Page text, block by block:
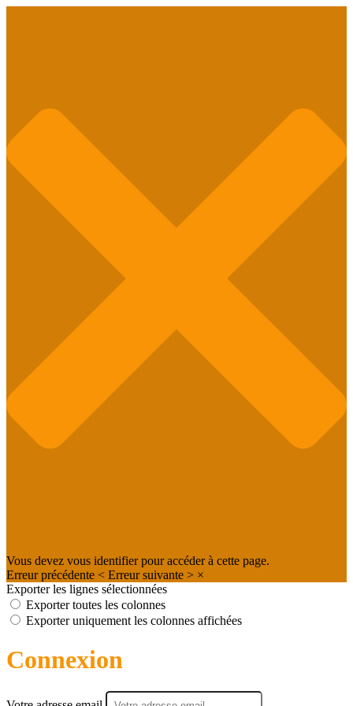
Vous devez vous identifier pour accéder à cette page.
Erreur précédente < Erreur suivante > ×
Exporter les lignes sélectionnées
Exporter toutes les colonnes
Exporter uniquement les colonnes affichées
Connexion